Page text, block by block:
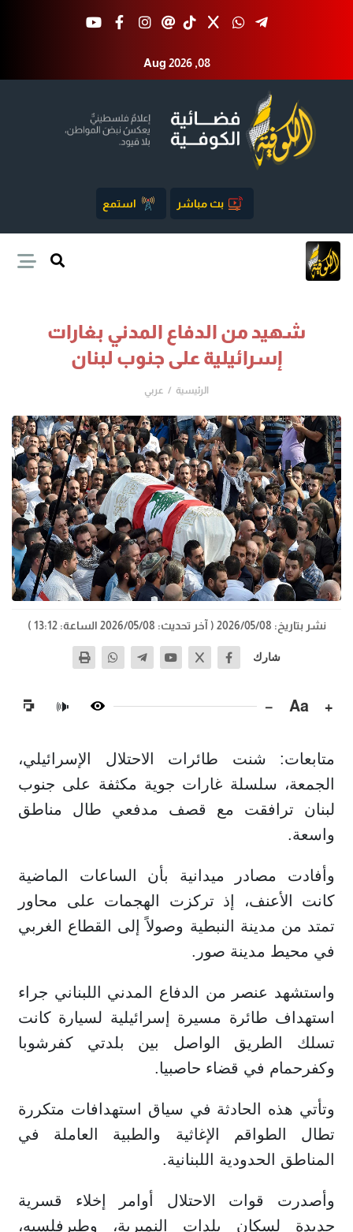
Aug 2026 ,08
بث مباشر استمع
شهيد من الدفاع المدني بغارات
إسرائيلية على جنوب لبنان
الرئيسية عربي
نشر بتاريخ: 2026/05/08 ( آخر تحديث: 2026/05/08 الساعة: 13:12 )
شارك
+
Aa
−
🔊
متابعات: شنت طائرات الاحتلال الإسرائيلي،
الجمعة، سلسلة غارات جوية مكثفة على جنوب
لبنان ترافقت مع قصف مدفعي طال مناطق
واسعة.
وأفادت مصادر ميدانية بأن الساعات الماضية
كانت الأعنف، إذ تركزت الهجمات على محاور
تمتد من مدينة النبطية وصولاً إلى القطاع الغربي
في محيط مدينة صور.
واستشهد عنصر من الدفاع المدني اللبناني جراء
استهداف طائرة مسيرة إسرائيلية لسيارة كانت
تسلك الطريق الواصل بين بلدتي كفرشوبا
وكفرحمام في قضاء حاصبيا.
وتأتي هذه الحادثة في سياق استهدافات متكررة
تطال الطواقم الإغاثية والطبية العاملة في
المناطق الحدودية اللبنانية.
وأصدرت قوات الاحتلال أوامر إخلاء قسرية
جديدة لسكان بلدات النميرية، وطيرفلسيه،